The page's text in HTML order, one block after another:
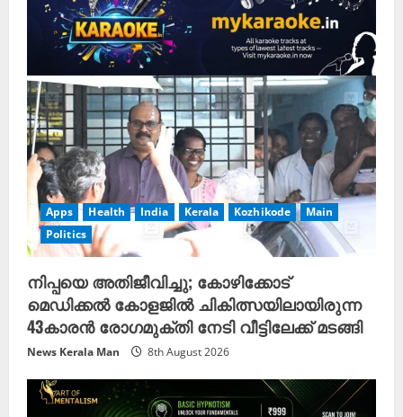
Apps Health India Kerala Kozhikode
Main
Politics
നിപ്പയെ അതിജീവിച്ചു; കോഴിക്കോട്
മെഡിക്കൽ കോളജിൽ ചികിത്സയിലായിരുന്ന
43കാരൻ രോഗമുക്തി നേടി വീട്ടിലേക്ക് മടങ്ങി
News Kerala Man 8th August 2026